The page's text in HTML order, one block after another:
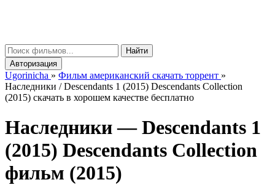
Найти
Авторизация
Ugorinicha » Фильм американский скачать торрент »
Наследники / Descendants 1 (2015) Descendants Collection
(2015) скачать в хорошем качестве бесплатно
Наследники —Descendants 1
(2015) Descendants Collection
фильм (2015)